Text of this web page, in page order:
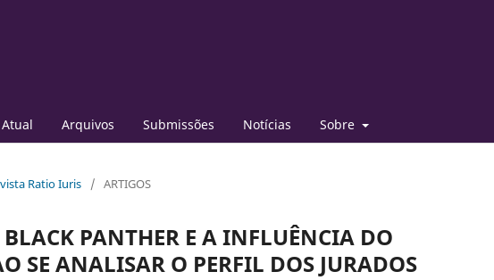
Atual Arquivos Submissões Notícias Sobre
Ratio Iuris / ARTIGOS
PANTHER E A INFLUÊNCIA DO
SE ANALISAR O PERFIL DOS JURADOS